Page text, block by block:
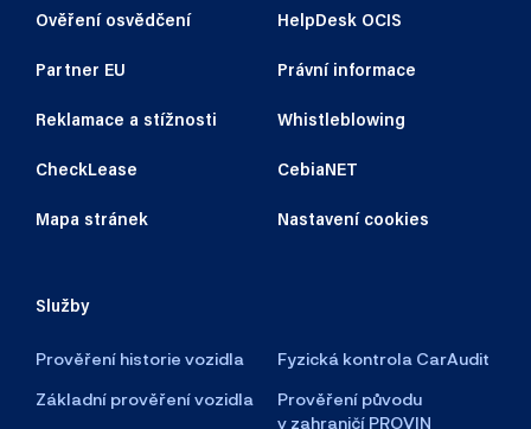
Ověření osvědčení HelpDesk OCIS
Partner EU Právní informace
Reklamace a stížnosti Whistleblowing
CheckLease CebiaNET
Mapa stránek Nastavení cookies
Služby
Prověření historie vozidla
Fyzická kontrola CarAudit
Základní prověření vozidla
Prověření původu
v zahraničí PROVIN